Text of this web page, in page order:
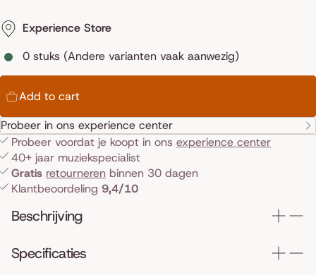
Experience Store
0 stuks (Andere varianten vaak aanwezig)
Add to cart
Probeer in ons experience center
Probeer voordat je koopt in ons experience center
40+ jaar muziekspecialist
Gratis retourneren binnen 30 dagen
Klantbeoordeling 9,4/10
Beschrijving
Specificaties